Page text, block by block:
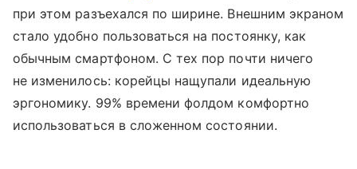
при этом разъехался по ширине. Внешним экраном
стало удобно пользоваться на постоянку, как
обычным смартфоном. С тех пор почти ничего
не изменилось: корейцы нащупали идеальную
эргономику. 99% времени фолдом комфортно
использоваться в сложенном состоянии.